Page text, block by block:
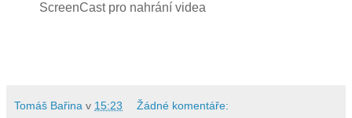
ScreenCast pro nahrání videa
Tomáš Bařina v 15:23 Žádné komentáře: